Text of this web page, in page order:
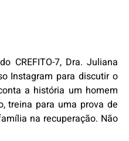
CREFITO-7, Dra. Juliana
Instagram para discutir o
a história um homem
treina para uma prova de
na recuperação. Não